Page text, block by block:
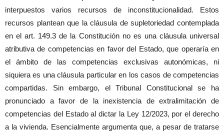
interpuestos varios recursos de inconstitucionalidad. Estos
recursos plantean que la cláusula de supletoriedad contemplada
en el art. 149.3 de la Constitución no es una cláusula universal
atributiva de competencias en favor del Estado, que operaría en
el ámbito de las competencias exclusivas autonómicas, ni
siquiera es una cláusula particular en los casos de competencias
compartidas. Sin embargo, el Tribunal Constitucional se ha
pronunciado a favor de la inexistencia de extralimitación de
competencias del Estado al dictar la Ley 12/2023, por el derecho
a la vivienda. Esencialmente argumenta que, a pesar de tratarse